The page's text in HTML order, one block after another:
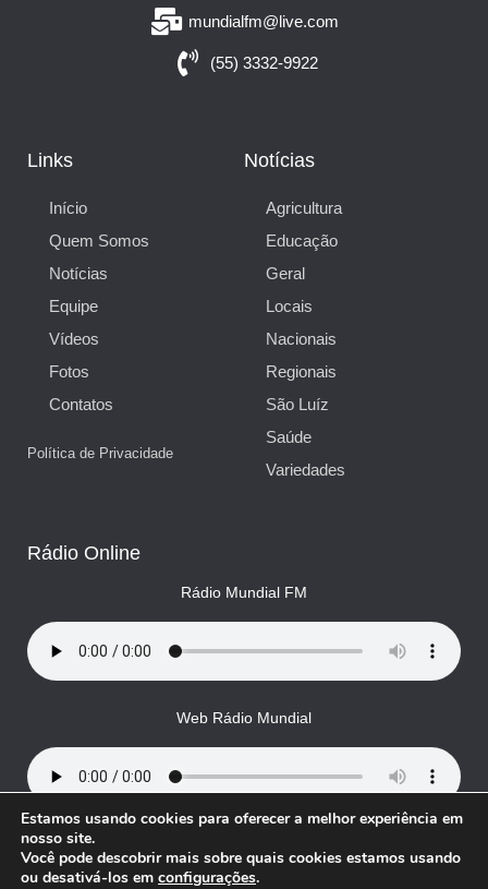
mundialfm@live.com
(55) 3332-9922
Links
Início
Quem Somos
Notícias
Equipe
Vídeos
Fotos
Contatos
Política de Privacidade
Notícias
Agricultura
Educação
Geral
Locais
Nacionais
Regionais
São Luíz
Saúde
Variedades
Rádio Online
Rádio Mundial FM
Web Rádio Mundial
© Rádio Mundial, todos os direitos reservados
Estamos usando cookies para oferecer a melhor experiência em
nosso site.
Você pode descobrir mais sobre quais cookies estamos usando
ou desativá-los em configurações.